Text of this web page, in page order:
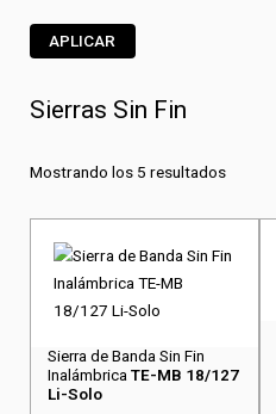
Sierras Sin Fin
Mostrando los 5 resultados
Sierra de Banda Sin Fin
Inalámbrica TE-MB 18/127
Li-Solo
APLICAR